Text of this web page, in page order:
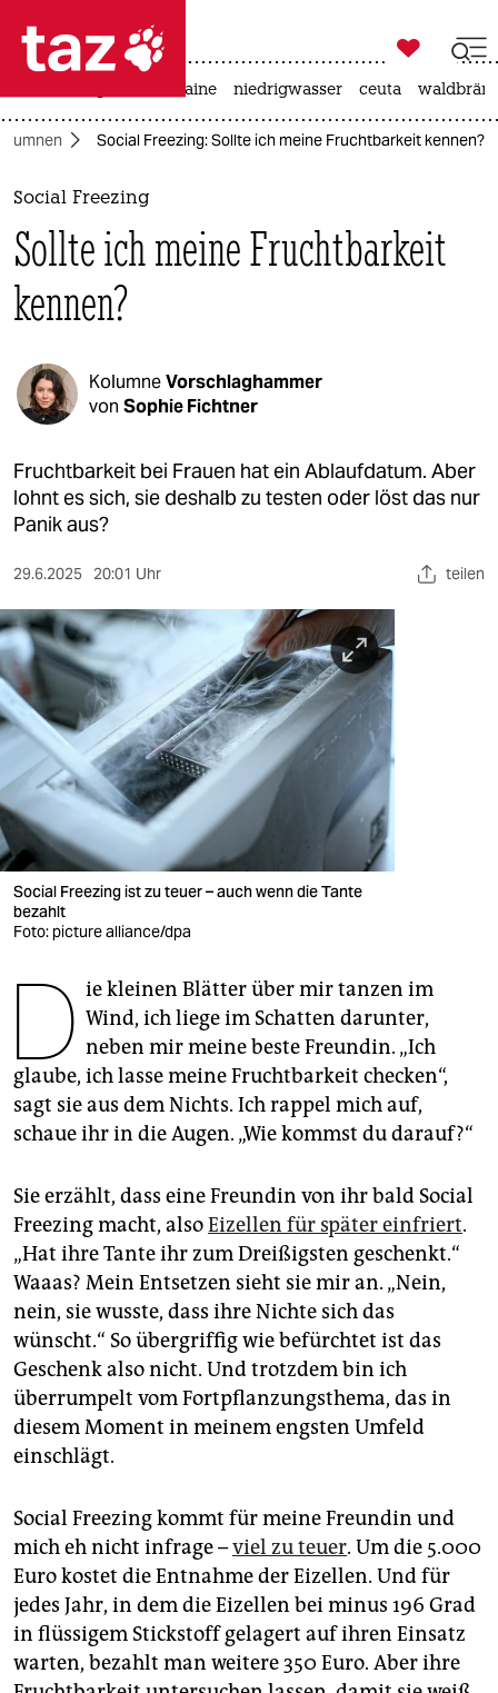
 taz zahl ich
taz zahl ich
themen
politik
öko
kultur
berlin
verlag
verlag
veranstaltungen
shop
fragen & hilfe
unterstützen
abo
epaper login

taz zahl ich
krieg in der ukraine niedrigwasser ceuta
Social Freezing: Sollte ich meine Fruchtbarkeit kennen?
Social Freezing
Sollte ich meine Fruchtbarkeit
kennen?
KolumneVorschlaghammer
von Sophie Fichtner
Fruchtbarkeit bei Frauen hat ein Ablaufdatum. Aber
lohnt es sich, sie deshalb zu testen oder löst das nur
Panik aus?
29.6.2025 20:01 Uhr teilen
Social Freezing ist zu teuer – auch wenn die Tante
bezahlt
Foto: picture alliance/dpa
D ie kleinen Blätter über mir tanzen im
Wind, ich liege im Schatten darunter,
neben mir meine beste Freundin. „Ich
glaube, ich lasse meine Fruchtbarkeit checken“,
sagt sie aus dem Nichts. Ich rappel mich auf,
schaue ihr in die Augen. „Wie kommst du darauf?“
Sie erzählt, dass eine Freundin von ihr bald Social
Freezing macht, alsoEizellen für später einfriert.
„Hat ihre Tante ihr zum Dreißigsten geschenkt.“
Waaas? Mein Entsetzen sieht sie mir an. „Nein,
nein, sie wusste, dass ihre Nichte sich das
wünscht.“ So übergriffig wie befürchtet ist das
Geschenk also nicht. Und trotzdem bin ich
überrumpelt vom Fortpflanzungsthema, das in
diesem Moment in meinem engsten Umfeld
einschlägt.
Social Freezing kommt für meine Freundin und
mich eh nicht infrage –viel zu teuer. Um die 5.000
Euro kostet die Entnahme der Eizellen. Und für
jedes Jahr, in dem die Eizellen bei minus 196 Grad
in flüssigem Stickstoff gelagert auf ihren Einsatz
warten, bezahlt man weitere 350 Euro. Aber ihre